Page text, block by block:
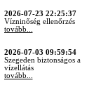
Vízninőség ellenőrzés
tovább...
Szegeden biztonságos a
vízellátás
tovább...